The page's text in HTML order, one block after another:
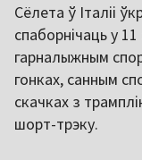
Сёлета ў Італіі
спаборнічаць у
гарналыжным
гонках, санным
скачках з
шорт-трэку.